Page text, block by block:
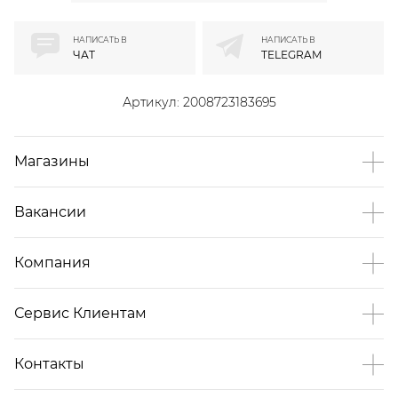
Артикул: 2008723183695
НАПИСАТЬ В
ЧАТ
НАПИСАТЬ В
TELEGRAM
Магазины
Вакансии
Компания
Сервис Клиентам
Контакты